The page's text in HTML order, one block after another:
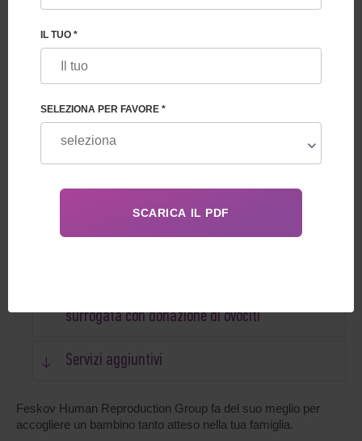
ovociti
Come funziona la maternità surrogata con
donazione di ovociti
surrogata con donazione di ovociti
Servizi aggiuntivi
Feskov Human Reproduction Group fa del suo meglio per
accogliere un bambino tanto atteso nella tua famiglia.
IL TUO *
SELEZIONA PER FAVORE *